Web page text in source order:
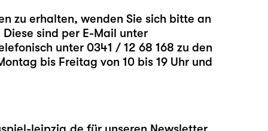
zu erhalten, wenden Sie sich bitte an
sind per E-Mail unter
unter 0341 / 12 68 168 zu den
bis Freitag von 10 bis 19 Uhr und